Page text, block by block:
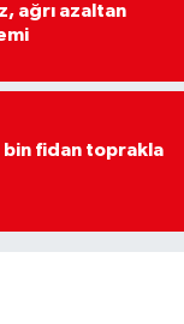
ağrı azaltan
bin fidan toprakla